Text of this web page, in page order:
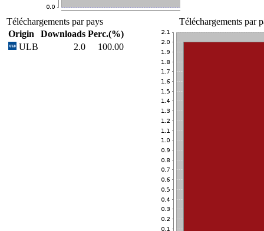
Téléchargements par pays
Origin
Downloads Perc.(%)
ULB
2.0 100.00
Téléchargements par